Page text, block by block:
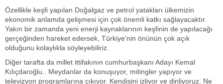
Özellikle keşfi yapılan Doğalgaz ve petrol yatakları ülkemizin
ekonomik anlamda gelişmesi için çok önemli katkı sağlayacaktır.
Yakın bir zamanda yeni enerji kaynaklarının keşfinin de yapılacağı
gerçeğinden hareket edersek, Türkiye'nin önünün çok açık
olduğunu kolaylıkla söyleyebiliriz.
Diğer tarafta da millet ittifakının cumhurbaşkanı Adayı Kemal
Kılıçdaroğlu.. Meydanlar da konuşuyor, mitingler yapıyor ve
televizyon programlarına çıkıyor. Kendisini izliyor ve dinliyoruz. Ne